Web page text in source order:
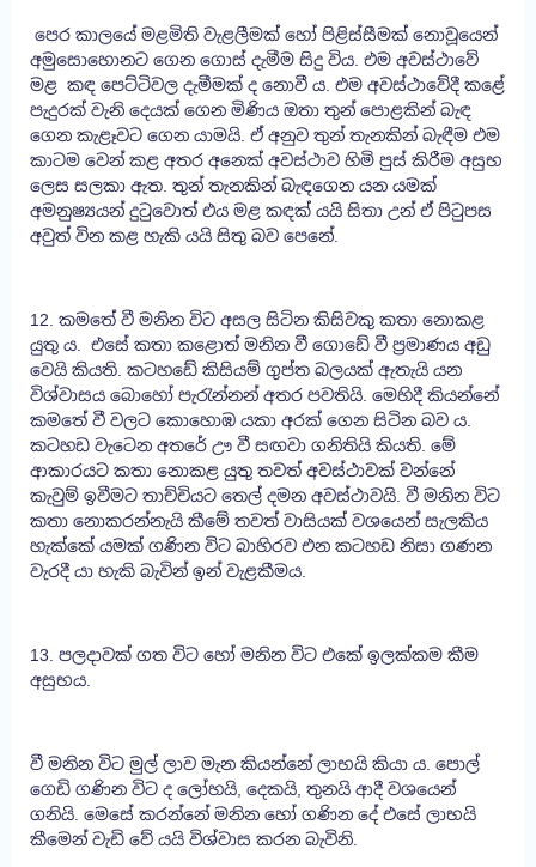
පෙර කාලයේ මළමිති වැළලීමක් හෝ පිළිස්සීමක් නොවූයෙන්
අමුසොහොනට ගෙන ගොස් දැමීම සිදු විය. එම අවස්ථාවේ
මළ කඳ පෙට්ටිවල දැමීමක් ද නොවී ය. එම අවස්ථාවේදී කළේ
පැදුරක් වැනි දෙයක් ගෙන මිණිය ඔතා තුන් පොළකින් බැඳ
ගෙන කැළෑවට ගෙන යාමයි. ඒ අනුව තුන් තැනකින් බැඳීම එම
කාටම වෙන් කළ අතර අනෙක් අවස්ථාව හිමි පුස් කිරීම අසුභ
ලෙස සලකා ඇත. තුන් තැනකින් බැඳගෙන යන යමක්
අමනුෂ්‍යයන් දුටුවොත් එය මළ කඳක් යයි සිතා උන් ඒ පිටුපස
අවුත් වින කළ හැකි යයි සිතු බව පෙනේ.
12. කමතේ වී මනින විට අසල සිටින කිසිවකු කතා නොකළ
යුතු ය. එසේ කතා කළොත් මනින වී ගොඩේ වී ප්‍රමාණය අඩු
වෙයි කියති. කටහඩේ කිසියම් ගුප්ත බලයක් ඇතැයි යන
විශ්වාසය බොහෝ පැරැන්නන් අතර පවතියි. මෙහිදී කියන්නේ
කමතේ වී වලට කොහොඹ යකා අරක් ගෙන සිටින බව ය.
කටහඩ වැටෙන අතරේ ඌ වී සඟවා ගනිතියි කියති. මේ
ආකාරයට කතා නොකළ යුතු තවත් අවස්ථාවක් වන්නේ
කැවුම් ඉවීමට තාච්චියට තෙල් දමන අවස්ථාවයි. වී මනින විට
කතා නොකරන්නැයි කීමේ තවත් වාසියක් වශයෙන් සැලකිය
හැක්කේ යමක් ගණින විට බාහිරව එන කටහඩ නිසා ගණන
වැරදී යා හැකි බැවින් ඉන් වැළකීමය.
13. පලදාවක් ගත විට හෝ මනින විට එකේ ඉලක්කම කීම
අසුභය.
වී මනින විට මුල් ලාව මැන කියන්නේ ලාභයි කියා ය. පොල්
ගෙඩි ගණින විට ද ලෝහයි, දෙකයි, තුනයි ආදී වශයෙන්
ගනියි. මෙසේ කරන්නේ මනින හෝ ගණින දේ එසේ ලාභයි
කීමෙන් වැඩි වේ යයි විශ්වාස කරන බැවිනි.